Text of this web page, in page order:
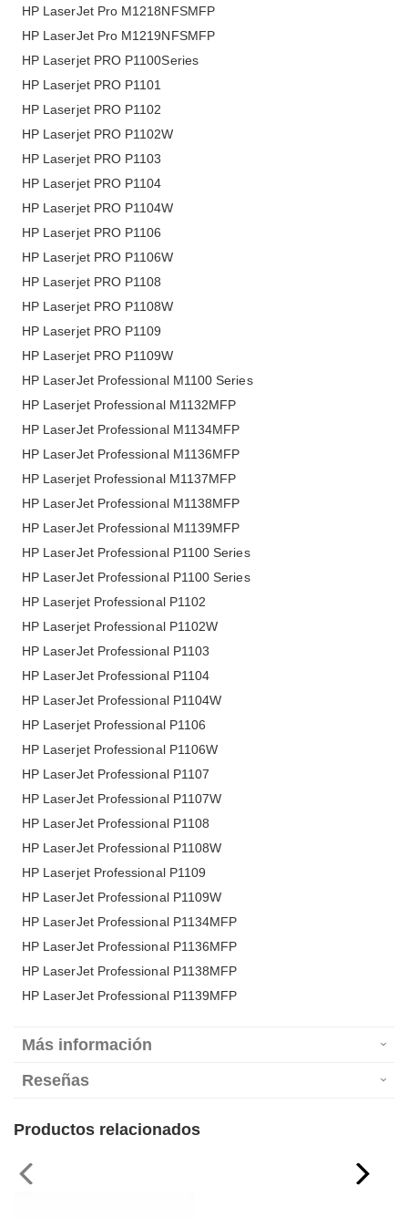
HP LaserJet Pro M1218NFSMFP
HP LaserJet Pro M1219NFSMFP
HP Laserjet PRO P1100Series
HP Laserjet PRO P1101
HP Laserjet PRO P1102
HP Laserjet PRO P1102W
HP Laserjet PRO P1103
HP Laserjet PRO P1104
HP Laserjet PRO P1104W
HP Laserjet PRO P1106
HP Laserjet PRO P1106W
HP Laserjet PRO P1108
HP Laserjet PRO P1108W
HP Laserjet PRO P1109
HP Laserjet PRO P1109W
HP LaserJet Professional M1100 Series
HP Laserjet Professional M1132MFP
HP LaserJet Professional M1134MFP
HP LaserJet Professional M1136MFP
HP Laserjet Professional M1137MFP
HP LaserJet Professional M1138MFP
HP LaserJet Professional M1139MFP
HP LaserJet Professional P1100 Series
HP LaserJet Professional P1100 Series
HP Laserjet Professional P1102
HP Laserjet Professional P1102W
HP LaserJet Professional P1103
HP LaserJet Professional P1104
HP LaserJet Professional P1104W
HP Laserjet Professional P1106
HP Laserjet Professional P1106W
HP LaserJet Professional P1107
HP LaserJet Professional P1107W
HP LaserJet Professional P1108
HP LaserJet Professional P1108W
HP Laserjet Professional P1109
HP LaserJet Professional P1109W
HP LaserJet Professional P1134MFP
HP LaserJet Professional P1136MFP
HP LaserJet Professional P1138MFP
HP LaserJet Professional P1139MFP
Más información
Reseñas
Productos relacionados